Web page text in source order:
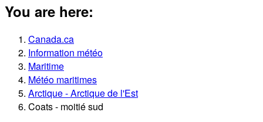
You are here:
Canada.ca
Information météo
Maritime
Météo maritimes
Arctique - Arctique de l'Est
Coats - moitié sud